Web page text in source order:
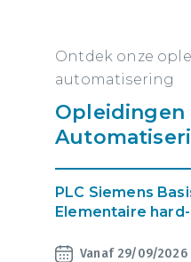
Ontdek onze
automatisering
Opleidingen
PLC Siemens
Elementaire
Vanaf 29/09/2026